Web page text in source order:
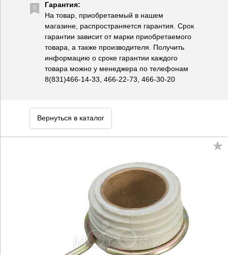
Гарантия:
На товар, приобретаемый в нашем
магазине, распространяется гарантия. Срок
гарантии зависит от марки приобретаемого
товара, а также производителя. Получить
информацию о сроке гарантии каждого
товара можно у менеджера по телефонам
8(831)466-14-33, 466-22-73, 466-30-20
Вернуться в каталог